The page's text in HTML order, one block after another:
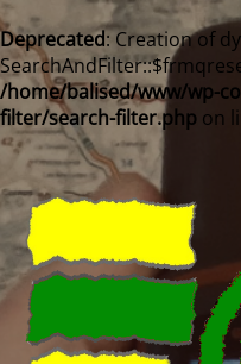
Deprecated: Creation of
/home/balised/www/wp-
filter/search-filter.php on